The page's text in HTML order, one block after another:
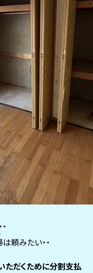
は頼みたい
ただくために分割支払